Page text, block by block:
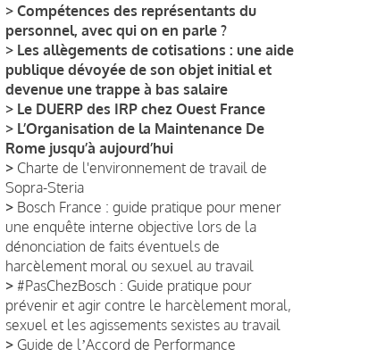
> Compétences des représentants du
personnel, avec qui on en parle ?
> Les allègements de cotisations : une aide
publique dévoyée de son objet initial et
devenue une trappe à bas salaire
> Le DUERP des IRP chez Ouest France
> L’Organisation de la Maintenance De
Rome jusqu’à aujourd’hui
> Charte de l'environnement de travail de
Sopra-Steria
> Bosch France : guide pratique pour mener
une enquête interne objective lors de la
dénonciation de faits éventuels de
harcèlement moral ou sexuel au travail
> #PasChezBosch : Guide pratique pour
prévenir et agir contre le harcèlement moral,
sexuel et les agissements sexistes au travail
> Guide de lʼAccord de Performance